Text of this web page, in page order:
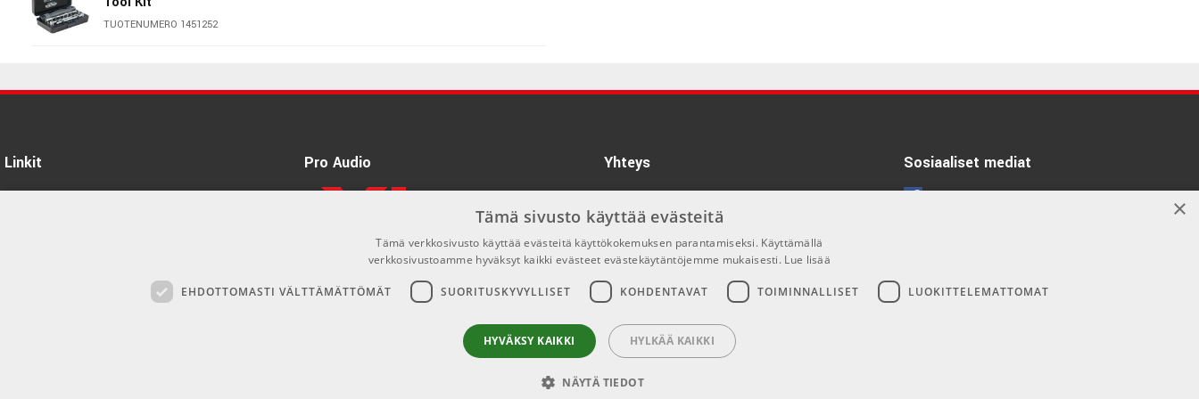
22 nauhaa, 10” radius
PRS Adjustable Stoptail Piezo
Baritonivire B–B
TUOTENUMERO 1451252
TUOTENUMERO 1699013
Linkit
Tietoa Meistä
Pro Audio Yhteys
info@emnordic.fi
Sosiaaliset mediat
Facebook ×
Tämä sivusto käyttää evästeitä
Tämä verkkosivusto käyttää evästeitä käyttökokemuksen parantamiseksi. Käyttämällä
verkkosivustoamme hyväksyt kaikki evästeet evästekäytäntöjemme mukaisesti. Lue lisää
EHDOTTOMASTI VÄLTTÄMÄTTÖMÄT SUORITUSKYVYLLISET KOHDENTAVAT TOIMINNALLISET LUOKITTELEMATTOMAT
HYVÄKSY KAIKKI HYLKÄÄ KAIKKI
NÄYTÄ TIEDOT